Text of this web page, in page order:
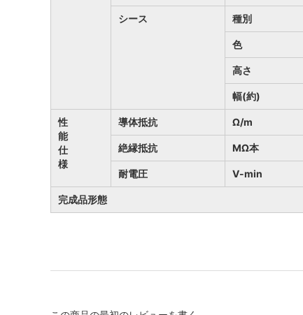
シース 種別
色
高さ
幅(約)
性
能
仕
様
導体抵抗 Ω/m
絶縁抵抗 MΩ本
耐電圧 V-min
完成品形態